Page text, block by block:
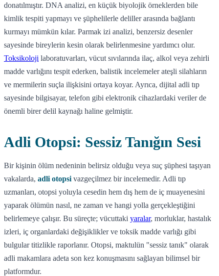
donatılmıştır. DNA analizi, en küçük biyolojik örneklerden bile
kimlik tespiti yapmayı ve şüphelilerle deliller arasında bağlantı
kurmayı mümkün kılar. Parmak izi analizi, benzersiz desenler
sayesinde bireylerin kesin olarak belirlenmesine yardımcı olur.
Toksikoloji laboratuvarları, vücut sıvılarında ilaç, alkol veya zehirli
madde varlığını tespit ederken, balistik incelemeler ateşli silahların
ve mermilerin suçla ilişkisini ortaya koyar. Ayrıca, dijital adli tıp
sayesinde bilgisayar, telefon gibi elektronik cihazlardaki veriler de
önemli birer delil kaynağı haline gelmiştir.
Adli Otopsi: Sessiz Tanığın Sesi
Bir kişinin ölüm nedeninin belirsiz olduğu veya suç şüphesi taşıyan
vakalarda, adli otopsi vazgeçilmez bir incelemedir. Adli tıp
uzmanları, otopsi yoluyla cesedin hem dış hem de iç muayenesini
yaparak ölümün nasıl, ne zaman ve hangi yolla gerçekleştiğini
belirlemeye çalışır. Bu süreçte; vücuttaki yaralar, morluklar, hastalık
izleri, iç organlardaki değişiklikler ve toksik madde varlığı gibi
bulgular titizlikle raporlanır. Otopsi, maktulün "sessiz tanık" olarak
adli makamlara adeta son kez konuşmasını sağlayan bilimsel bir
platformdur.